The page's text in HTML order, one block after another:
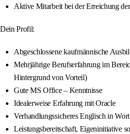
Aktive Mitarbeit bei der Erreichung
Dein Profil:
Abgeschlossene kaufmännische
Mehrjährige Berufserfahrung im
Hintergrund von Vorteil)
Gute MS Office – Kenntnisse
Idealerweise Erfahrung mit Oracle
Verhandlungssicheres Englisch in
Leistungsbereitschaft, Eigeninitiative